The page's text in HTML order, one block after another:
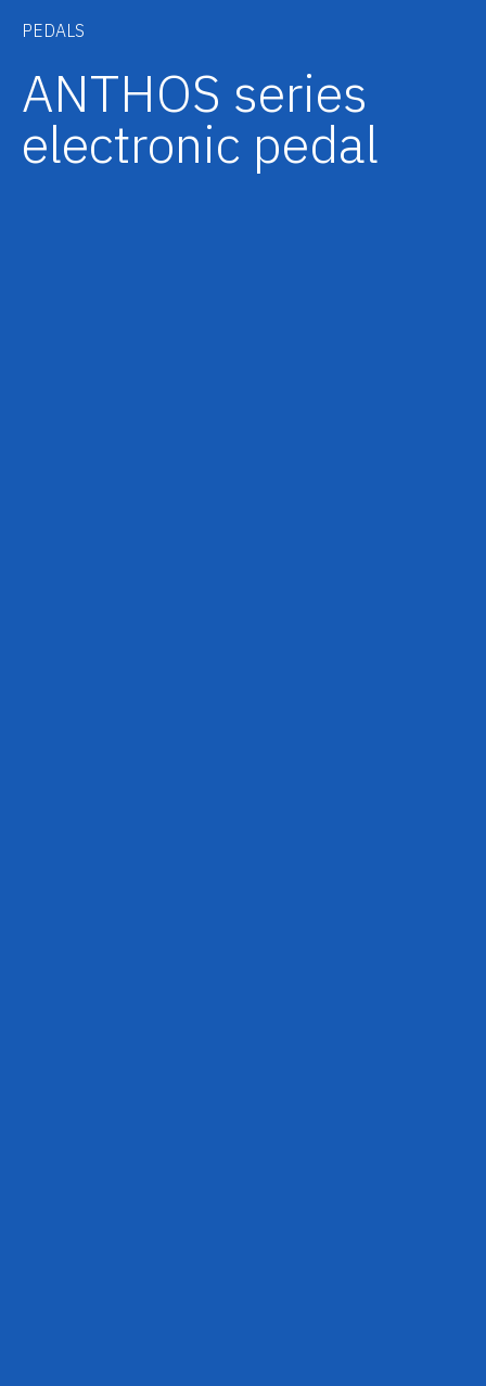
PEDALS
ANTHOS series
electronic pedal